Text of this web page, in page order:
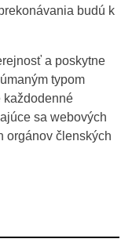
budú k
a poskytne
typom
každodenné
sa webových
orgánov členských